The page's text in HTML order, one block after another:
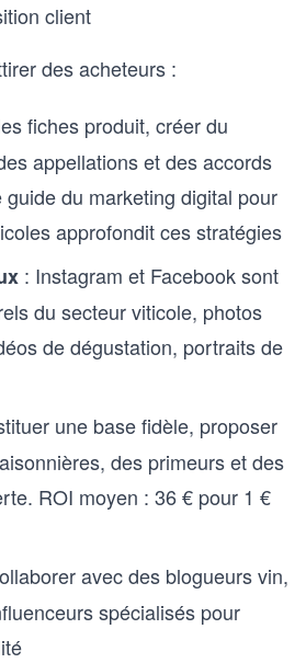
client
des acheteurs :
fiches produit, créer du
appellations et des accords
guide du marketing digital pour
approfondit ces stratégies
: Instagram et Facebook sont
du secteur viticole, photos
de dégustation, portraits de
une base fidèle, proposer
des primeurs et des
ROI moyen : 36 € pour 1 €
avec des blogueurs vin,
spécialisés pour